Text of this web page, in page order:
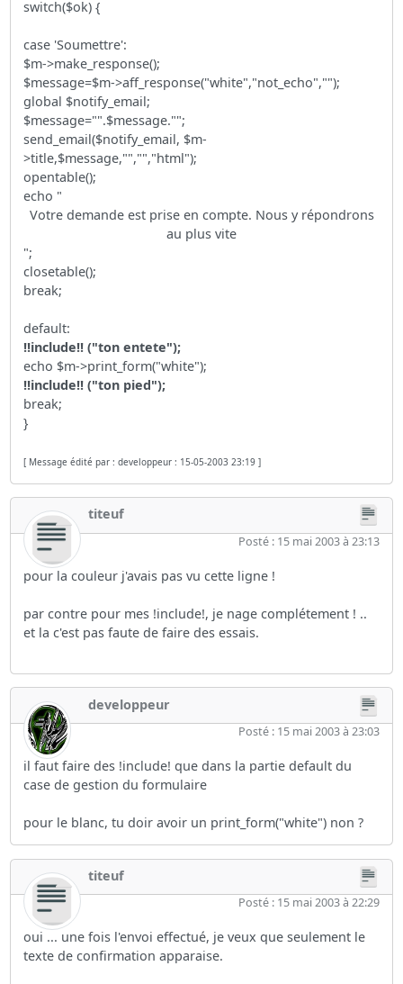
switch($ok) {
case 'Soumettre':
$m->make_response();
$message=$m->aff_response("white","not_echo","");
global $notify_email;
$message="".$message."";
send_email($notify_email, $m-
>title,$message,"","","html");
opentable();
echo "
Votre demande est prise en compte. Nous y répondrons
au plus vite
";
closetable();
break;
default:
!!include!! ("ton entete");
echo $m->print_form("white");
!!include!! ("ton pied");
break;
}
[ Message édité par : developpeur : 15-05-2003 23:19 ]
titeuf
Posté : 15 mai 2003 à 23:13
pour la couleur j'avais pas vu cette ligne !
par contre pour mes !include!, je nage complétement ! ..
et la c'est pas faute de faire des essais.
developpeur
Posté : 15 mai 2003 à 23:03
il faut faire des !include! que dans la partie default du
case de gestion du formulaire
pour le blanc, tu doir avoir un print_form("white") non ?
titeuf
Posté : 15 mai 2003 à 22:29
oui ... une fois l'envoi effectué, je veux que seulement le
texte de confirmation apparaise.